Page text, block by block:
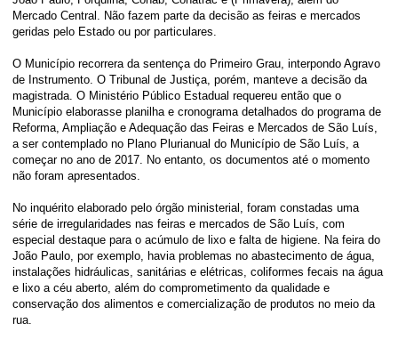
Mercado Central. Não fazem parte da decisão as feiras e mercados
geridas pelo Estado ou por particulares.
O Município recorrera da sentença do Primeiro Grau, interpondo Agravo
de Instrumento. O Tribunal de Justiça, porém, manteve a decisão da
magistrada. O Ministério Público Estadual requereu então que o
Município elaborasse planilha e cronograma detalhados do programa de
Reforma, Ampliação e Adequação das Feiras e Mercados de São Luís,
a ser contemplado no Plano Plurianual do Município de São Luís, a
começar no ano de 2017. No entanto, os documentos até o momento
não foram apresentados.
No inquérito elaborado pelo órgão ministerial, foram constadas uma
série de irregularidades nas feiras e mercados de São Luís, com
especial destaque para o acúmulo de lixo e falta de higiene. Na feira do
João Paulo, por exemplo, havia problemas no abastecimento de água,
instalações hidráulicas, sanitárias e elétricas, coliformes fecais na água
e lixo a céu aberto, além do comprometimento da qualidade e
conservação dos alimentos e comercialização de produtos no meio da
rua.